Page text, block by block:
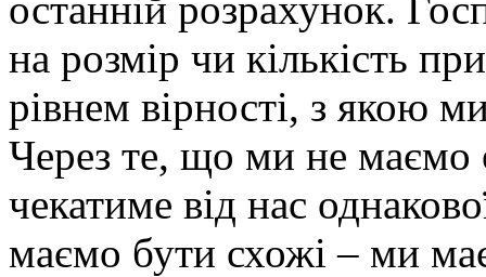
на розмір чи кількість
рівнем вірності, з якою
Через те, що ми не маємо
чекатиме від нас
маємо бути схожі – ми